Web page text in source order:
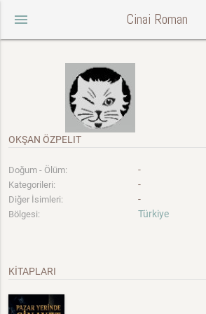
menu Cinai Roman
OKŞAN ÖZPELIT
Doğum - Ölüm: -
Kategorileri: -
Diğer İsimleri: -
Bölgesi: Türkiye
KİTAPLARI